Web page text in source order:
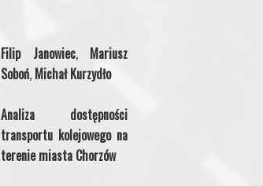
Filip Janowiec,Mariusz
Soboń, Michał Kurzydło
Analiza dostępności
transportu kolejowego na
terenie miasta Chorzów